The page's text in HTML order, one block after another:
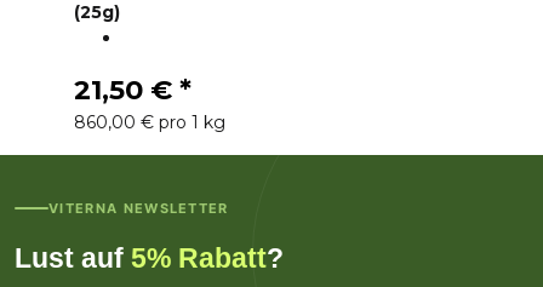
(25g)
21,50 € *
860,00 € pro 1 kg
VITERNA NEWSLETTER
Lust auf 5% Rabatt?